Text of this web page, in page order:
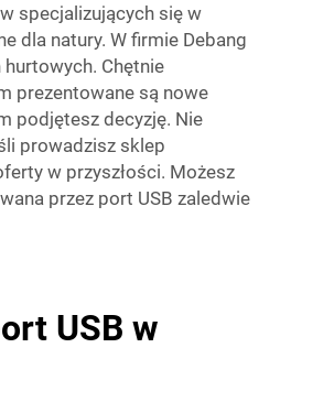
specjalizujących się w
dla natury. W firmie Debang
Chętnie
prezentowane są nowe
podjętesz decyzję. Nie
prowadzisz sklep
w przyszłości. Możesz
przez port USB zaledwie
USB w